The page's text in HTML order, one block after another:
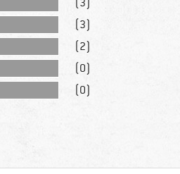
(3)
(3)
(2)
(0)
(0)